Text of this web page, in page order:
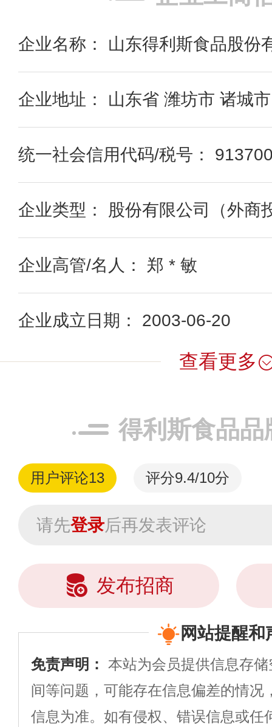
企业名称： 山东得利斯食品股份
企业地址： 山东省 潍坊市 诸城
统一社会信用代码/税号：
企业类型： 股份有限公司（外商
企业高管/名人： 郑 * 敏
企业成立日期： 2003-06-20
查看更多
得利斯食品品
用户评论13 评分9.4/10分
请先登录后再发表评论
发布招商
网站提醒和
免责声明： 本站为会员提供信息存
间等问题，可能存在信息偏差的情况
信息为准。如有侵权、错误信息或任